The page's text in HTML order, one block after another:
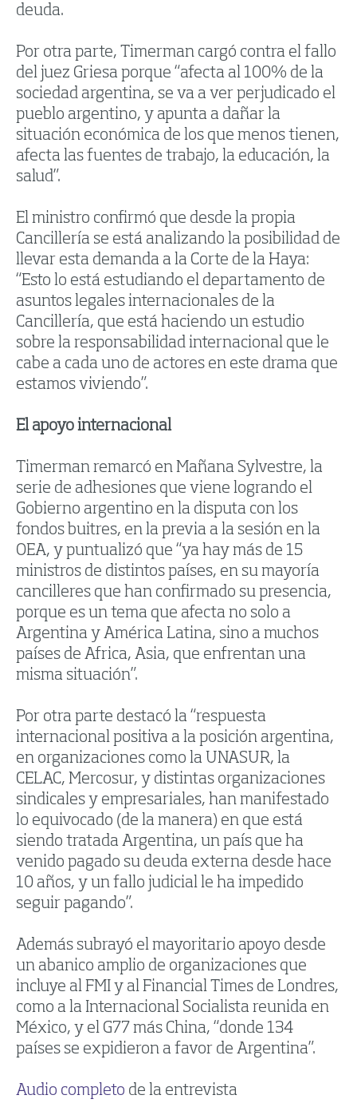
deuda.
Por otra parte, Timerman cargó contra el fallo
del juez Griesa porque “afecta al 100% de la
sociedad argentina, se va a ver perjudicado el
pueblo argentino, y apunta a dañar la
situación económica de los que menos tienen,
afecta las fuentes de trabajo, la educación, la
salud”.
El ministro confirmó que desde la propia
Cancillería se está analizando la posibilidad de
llevar esta demanda a la Corte de la Haya:
“Esto lo está estudiando el departamento de
asuntos legales internacionales de la
Cancillería, que está haciendo un estudio
sobre la responsabilidad internacional que le
cabe a cada uno de actores en este drama que
estamos viviendo”.
El apoyo internacional
Timerman remarcó en Mañana Sylvestre, la
serie de adhesiones que viene logrando el
Gobierno argentino en la disputa con los
fondos buitres, en la previa a la sesión en la
OEA, y puntualizó que “ya hay más de 15
ministros de distintos países, en su mayoría
cancilleres que han confirmado su presencia,
porque es un tema que afecta no solo a
Argentina y América Latina, sino a muchos
países de Africa, Asia, que enfrentan una
misma situación”.
Por otra parte destacó la “respuesta
internacional positiva a la posición argentina,
en organizaciones como la UNASUR, la
CELAC, Mercosur, y distintas organizaciones
sindicales y empresariales, han manifestado
lo equivocado (de la manera) en que está
siendo tratada Argentina, un país que ha
venido pagado su deuda externa desde hace
10 años, y un fallo judicial le ha impedido
seguir pagando”.
Además subrayó el mayoritario apoyo desde
un abanico amplio de organizaciones que
incluye al FMI y al Financial Times de Londres,
como a la Internacional Socialista reunida en
México, y el G77 más China, “donde 134
países se expidieron a favor de Argentina”.
Audio completo de la entrevista